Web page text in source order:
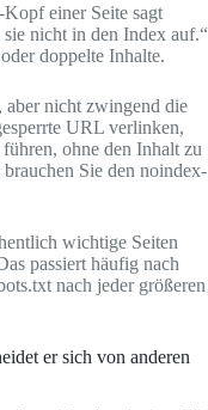
einer Seite sagt
nicht in den Index auf.“
doppelte Inhalte.
nicht zwingend die
URL verlinken,
ohne den Inhalt zu
Sie den noindex-
wichtige Seiten
passiert häufig nach
nach jeder größeren
er sich von anderen